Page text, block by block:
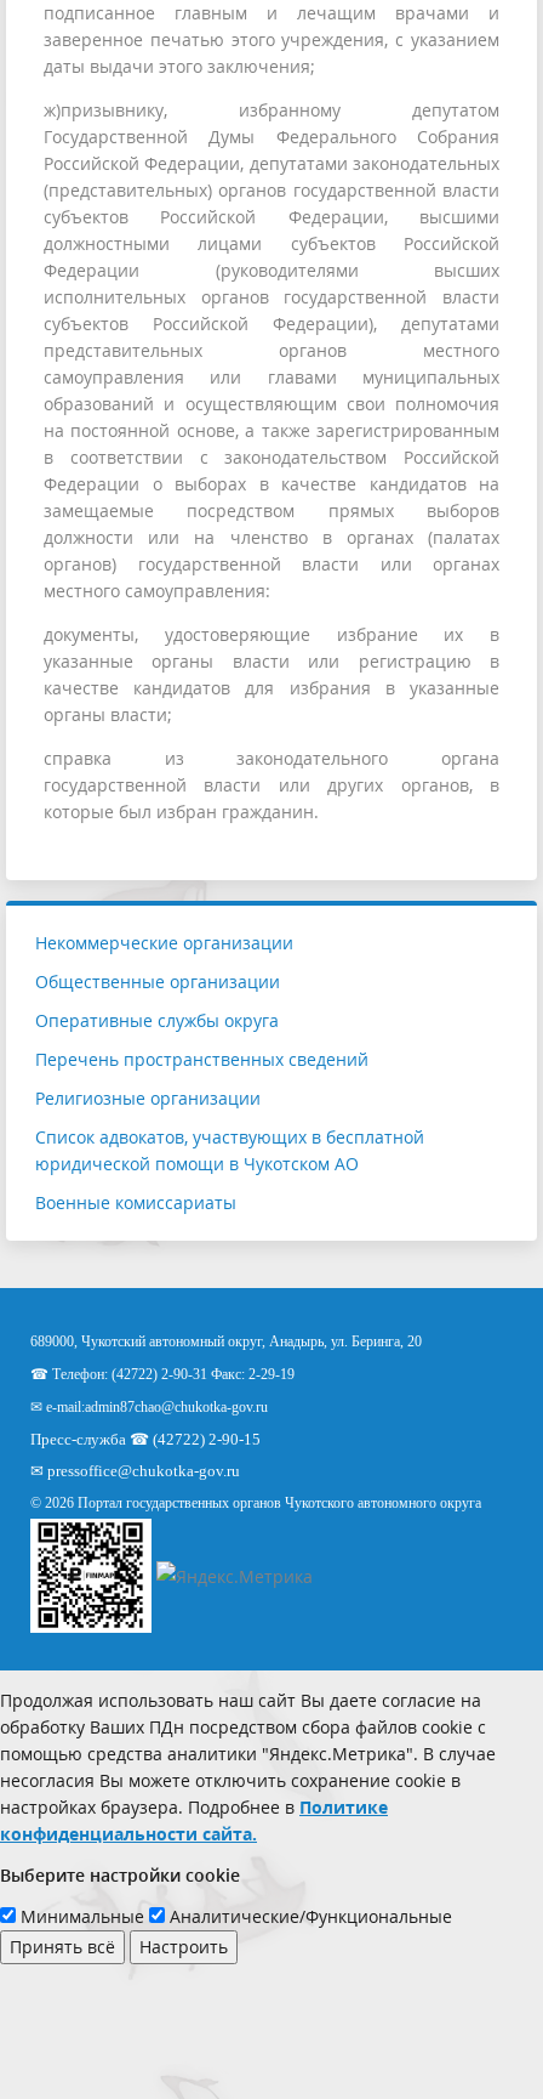
подписанное главным и лечащим врачами и
заверенное печатью этого учреждения, с указанием
даты выдачи этого заключения;
ж)призывнику, избранному депутатом
Государственной Думы Федерального Собрания
Российской Федерации, депутатами законодательных
(представительных) органов государственной власти
субъектов Российской Федерации, высшими
должностными лицами субъектов Российской
Федерации (руководителями высших
исполнительных органов государственной власти
субъектов Российской Федерации), депутатами
представительных органов местного
самоуправления или главами муниципальных
образований и осуществляющим свои полномочия
на постоянной основе, а также зарегистрированным
в соответствии с законодательством Российской
Федерации о выборах в качестве кандидатов на
замещаемые посредством прямых выборов
должности или на членство в органах (палатах
органов) государственной власти или органах
местного самоуправления:
документы, удостоверяющие избрание их в
указанные органы власти или регистрацию в
качестве кандидатов для избрания в указанные
органы власти;
справка из законодательного органа
государственной власти или других органов, в
которые был избран гражданин.
Некоммерческие организации
Общественные организации
Оперативные службы округа
Перечень пространственных сведений
Религиозные организации
Список адвокатов, участвующих в бесплатной
юридической помощи в Чукотском АО
Военные комиссариаты
689000, Чукотский автономный округ, Анадырь, ул. Беринга, 20
☎ Телефон: (42722) 2-90-31 Факс: 2-29-19
✉ e-mail:admin87chao@chukotka-gov.ru
Пресс-служба ☎ (42722) 2-90-15
✉ pressoffice@chukotka-gov.ru
© 2026 Портал государственных органов Чукотского автономного округа
Продолжая использовать наш сайт Вы даете согласие на
обработку Ваших ПДн посредством сбора файлов cookie с
помощью средства аналитики "Яндекс.Метрика". В случае
несогласия Вы можете отключить сохранение cookie в
настройках браузера. Подробнее в Политике
конфиденциальности сайта.
Выберите настройки cookie
Минимальные
Аналитические/Функциональные
Принять всё
Настроить